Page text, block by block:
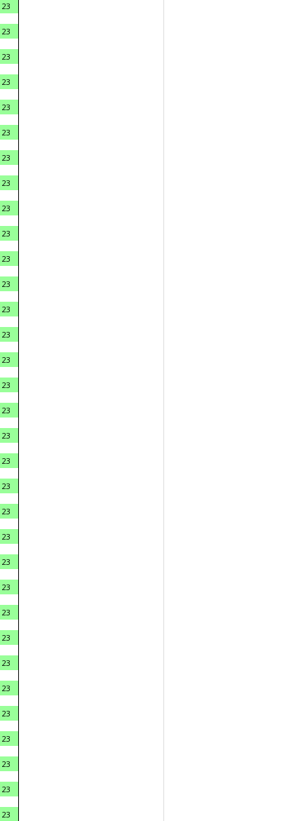
23
23
23
23
23
23
23
23
23
23
23
23
23
23
23
23
23
23
23
23
23
23
23
23
23
23
23
23
23
23
23
23
23